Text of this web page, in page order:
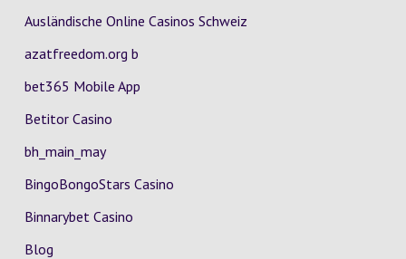
Ausländische Online Casinos Schweiz
azatfreedom.org b
bet365 Mobile App
Betitor Casino
bh_main_may
BingoBongoStars Casino
Binnarybet Casino
Blog